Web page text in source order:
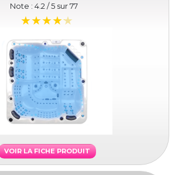
Note : 4.2 / 5 sur77
VOIR LA FICHE PRODUIT